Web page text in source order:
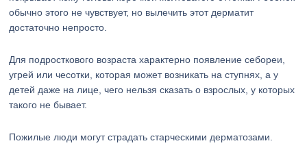
обычно этого не чувствует, но вылечить этот дерматит
достаточно непросто.
Для подросткового возраста характерно появление себореи,
угрей или чесотки, которая может возникать на ступнях, а у
детей даже на лице, чего нельзя сказать о взрослых, у которых
такого не бывает.
Пожилые люди могут страдать старческими дерматозами.